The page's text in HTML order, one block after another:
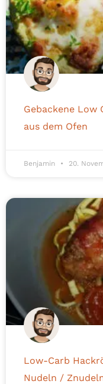
Gebackene Low
aus dem Ofen
Benjamin 20.
Low-Carb
Nudeln /